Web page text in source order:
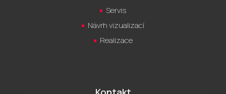
Servis
Návrh vizualizací
Realizace